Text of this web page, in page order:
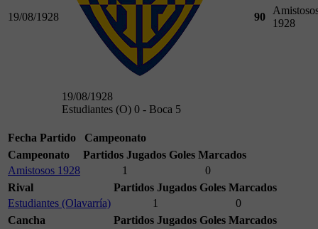
19/08/1928
19/08/1928
Estudiantes (O) 0 - Boca 5
90
1928
Fecha Partido
Campeonato
Campeonato
Partidos Jugados Goles Marcados
Amistosos 1928
1
0
Rival
Partidos Jugados Goles Marcados
Estudiantes (Olavarría)
1
0
Cancha
Partidos Jugados Goles Marcados